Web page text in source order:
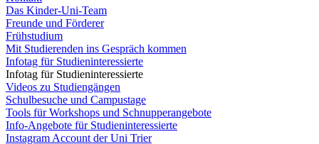
Das Kinder-Uni-Team
Freunde und Förderer
Frühstudium
Mit Studierenden ins Gespräch kommen
Infotag für Studieninteressierte
Infotag für Studieninteressierte
Videos zu Studiengängen
Schulbesuche und Campustage
Tools für Workshops und Schnupperangebote
Info-Angebote für Studieninteressierte
Instagram Account der Uni Trier